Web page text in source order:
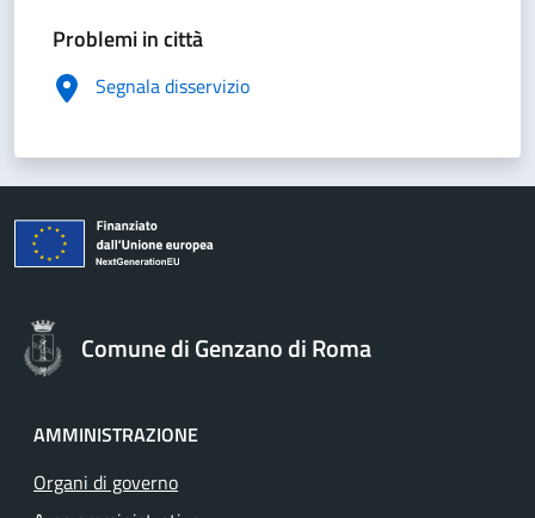
Problemi in città
Segnala disservizio
Comune di Genzano di Roma
AMMINISTRAZIONE
Organi di governo